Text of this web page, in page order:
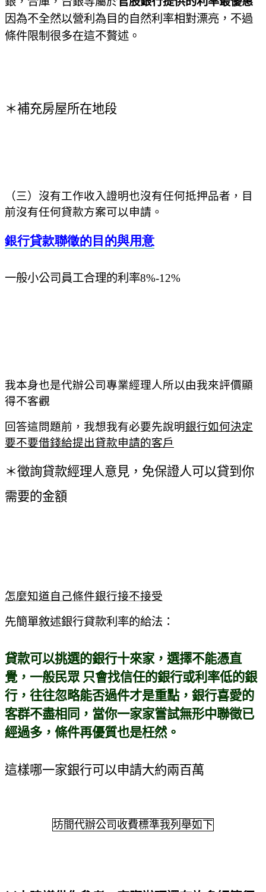
因為不全然以營利為目的自然利率相對漂亮，不過
條件限制很多在這不贅述。
＊補充房屋所在地段
（三）沒有工作收入證明也沒有任何抵押品者，目
前沒有任何貸款方案可以申請。
銀行貸款聯徵的目的與用意
一般小公司員工合理的利率8%-12%
我本身也是代辦公司專業經理人所以由我來評價顯
得不客觀
回答這問題前，我想我有必要先說明銀行如何決定
要不要借錢給提出貸款申請的客戶
＊徵詢貸款經理人意見，免保證人可以貸到你
需要的金額
怎麼知道自己條件銀行接不接受
先簡單敘述銀行貸款利率的給法：
貸款可以挑選的銀行十來家，選擇不能憑直
覺，一般民眾 只會找信任的銀行或利率低的銀
行，往往忽略能否過件才是重點，銀行喜愛的
客群不盡相同，當你一家家嘗試無形中聯徵已
經過多，條件再優質也是枉然。
這樣哪一家銀行可以申請大約兩百萬
坊間代辦公司收費標準我列舉如下